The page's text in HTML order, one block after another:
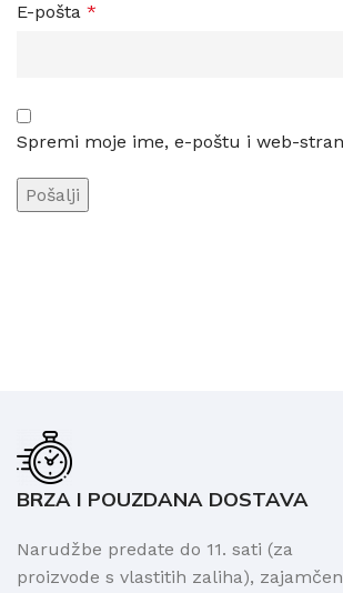
E-pošta *
Spremi moje ime, e-poštu i web-
BRZA I POUZDANA DOSTAVA
Narudžbe predate do 11. sati (za
proizvode s vlastitih zaliha),